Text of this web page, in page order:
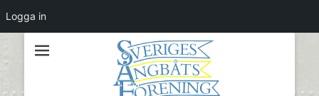
Logga in